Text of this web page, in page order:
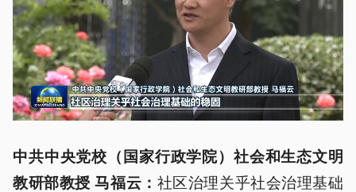
中共中央党校（国家行政学院）社会和生态文明
教研部教授 马福云： 社区治理关乎社会治理基础